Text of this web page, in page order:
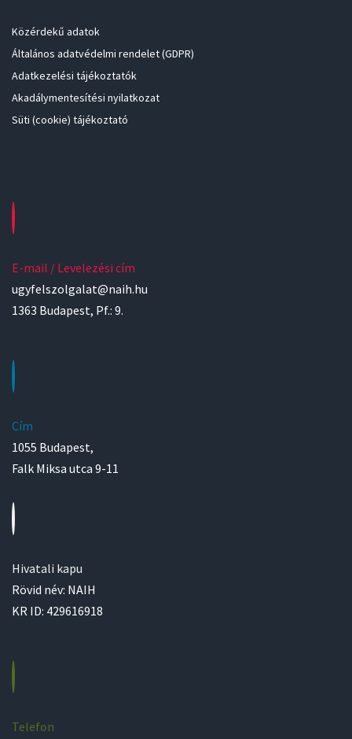
Közérdekű adatok
Általános adatvédelmi rendelet (GDPR)
Adatkezelési tájékoztatók
Akadálymentesítési nyilatkozat
Süti (cookie) tájékoztató
E-mail / Levelezési cím
ugyfelszolgalat@naih.hu
1363 Budapest, Pf.: 9.
Cím
1055 Budapest,
Falk Miksa utca 9-11
Hivatali kapu
Rövid név: NAIH
KR ID: 429616918
Telefon